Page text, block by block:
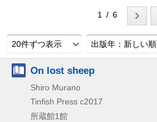
1 / 6
20件ずつ表示 出版年：新しい順
On lost sheep
Shiro Murano
Tinfish Press c2017
所蔵館1館